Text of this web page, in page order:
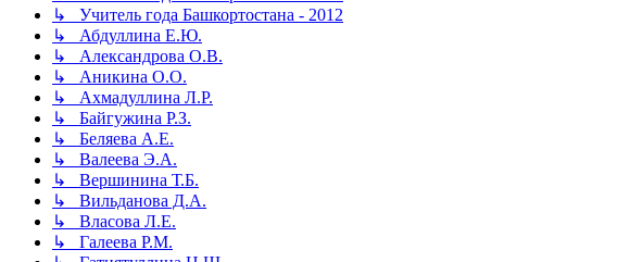
↳ Учитель года Башкортостана - 2012
↳ Абдуллина Е.Ю.
↳ Александрова О.В.
↳ Аникина О.О.
↳ Ахмадуллина Л.Р.
↳ Байгужина Р.З.
↳ Беляева А.Е.
↳ Валеева Э.А.
↳ Вершинина Т.Б.
↳ Вильданова Д.А.
↳ Власова Л.Е.
↳ Галеева Р.М.